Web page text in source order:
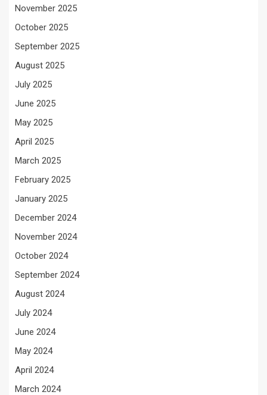
November 2025
October 2025
September 2025
August 2025
July 2025
June 2025
May 2025
April 2025
March 2025
February 2025
January 2025
December 2024
November 2024
October 2024
September 2024
August 2024
July 2024
June 2024
May 2024
April 2024
March 2024